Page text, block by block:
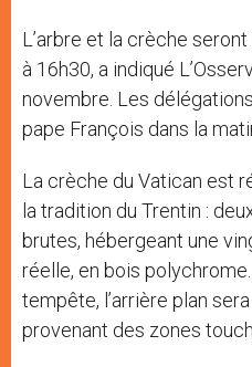
L’arbre et la crèche
à 16h30, a indiqué
novembre. Les
pape François dans la
La crèche du Vatican est
la tradition du Trentin :
brutes, hébergeant une
réelle, en bois
tempête, l’arrière plan
provenant des zones